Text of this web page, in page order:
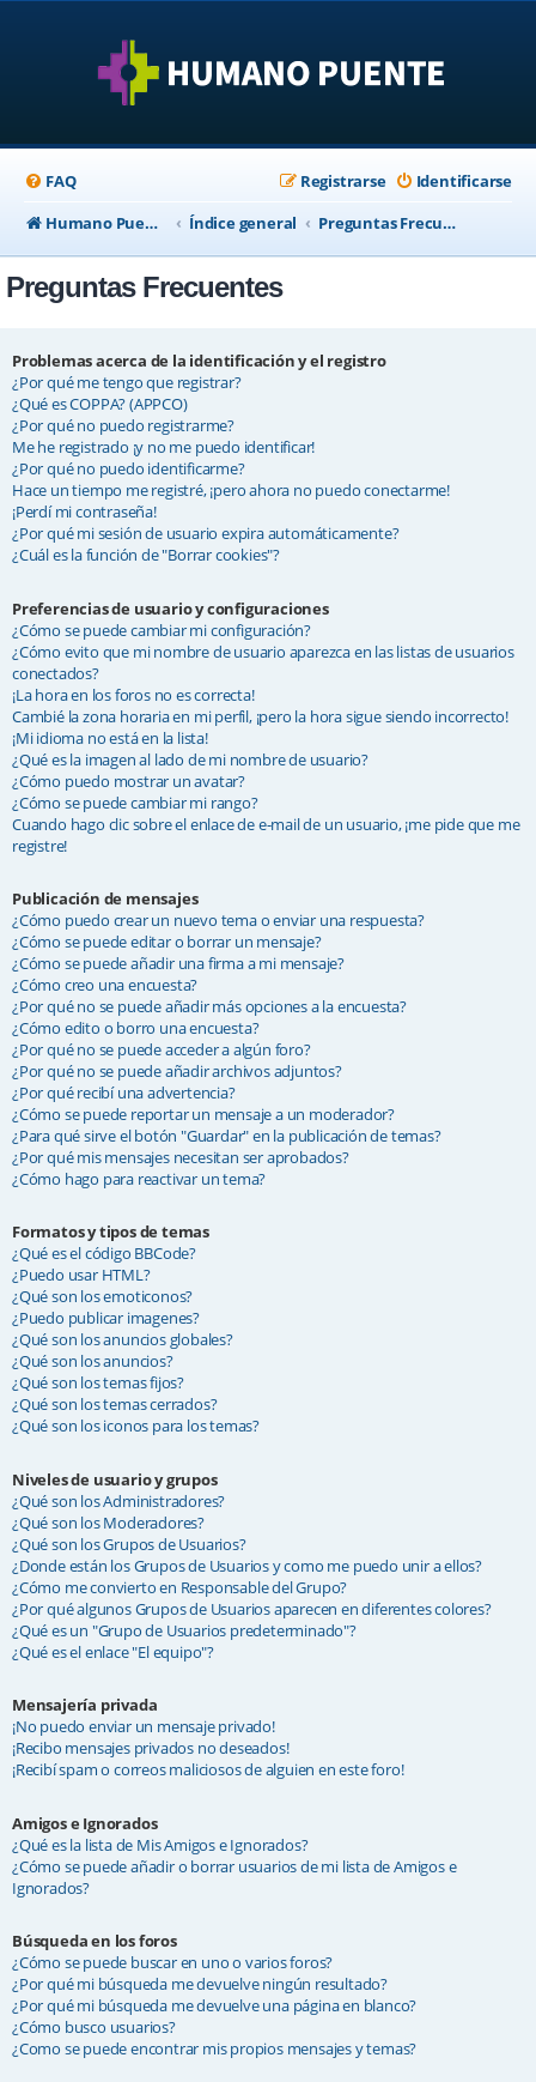
FAQ Identificarse
Registrarse
Humano Puente Empresas
Índice general Preguntas Frecuentes
Preguntas Frecuentes
Problemas acerca de la identificación y el registro
¿Por qué me tengo que registrar?
¿Qué es COPPA? (APPCO)
¿Por qué no puedo registrarme?
Me he registrado ¡y no me puedo identificar!
¿Por qué no puedo identificarme?
Hace un tiempo me registré, ¡pero ahora no puedo conectarme!
¡Perdí mi contraseña!
¿Por qué mi sesión de usuario expira automáticamente?
¿Cuál es la función de "Borrar cookies"?
Preferencias de usuario y configuraciones
¿Cómo se puede cambiar mi configuración?
¿Cómo evito que mi nombre de usuario aparezca en las listas de usuarios
conectados?
¡La hora en los foros no es correcta!
Cambié la zona horaria en mi perfil, ¡pero la hora sigue siendo incorrecto!
¡Mi idioma no está en la lista!
¿Qué es la imagen al lado de mi nombre de usuario?
¿Cómo puedo mostrar un avatar?
¿Cómo se puede cambiar mi rango?
Cuando hago clic sobre el enlace de e-mail de un usuario, ¡me pide que me
registre!
Publicación de mensajes
¿Cómo puedo crear un nuevo tema o enviar una respuesta?
¿Cómo se puede editar o borrar un mensaje?
¿Cómo se puede añadir una firma a mi mensaje?
¿Cómo creo una encuesta?
¿Por qué no se puede añadir más opciones a la encuesta?
¿Cómo edito o borro una encuesta?
¿Por qué no se puede acceder a algún foro?
¿Por qué no se puede añadir archivos adjuntos?
¿Por qué recibí una advertencia?
¿Cómo se puede reportar un mensaje a un moderador?
¿Para qué sirve el botón "Guardar" en la publicación de temas?
¿Por qué mis mensajes necesitan ser aprobados?
¿Cómo hago para reactivar un tema?
Formatos y tipos de temas
¿Qué es el código BBCode?
¿Puedo usar HTML?
¿Qué son los emoticonos?
¿Puedo publicar imagenes?
¿Qué son los anuncios globales?
¿Qué son los anuncios?
¿Qué son los temas fijos?
¿Qué son los temas cerrados?
¿Qué son los iconos para los temas?
Niveles de usuario y grupos
¿Qué son los Administradores?
¿Qué son los Moderadores?
¿Qué son los Grupos de Usuarios?
¿Donde están los Grupos de Usuarios y como me puedo unir a ellos?
¿Cómo me convierto en Responsable del Grupo?
¿Por qué algunos Grupos de Usuarios aparecen en diferentes colores?
¿Qué es un "Grupo de Usuarios predeterminado"?
¿Qué es el enlace "El equipo"?
Mensajería privada
¡No puedo enviar un mensaje privado!
¡Recibo mensajes privados no deseados!
¡Recibí spam o correos maliciosos de alguien en este foro!
Amigos e Ignorados
¿Qué es la lista de Mis Amigos e Ignorados?
¿Cómo se puede añadir o borrar usuarios de mi lista de Amigos e
Ignorados?
Búsqueda en los foros
¿Cómo se puede buscar en uno o varios foros?
¿Por qué mi búsqueda me devuelve ningún resultado?
¿Por qué mi búsqueda me devuelve una página en blanco?
¿Cómo busco usuarios?
¿Como se puede encontrar mis propios mensajes y temas?